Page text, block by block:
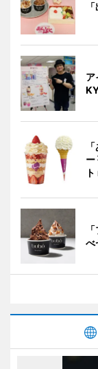
ア
ー
べ